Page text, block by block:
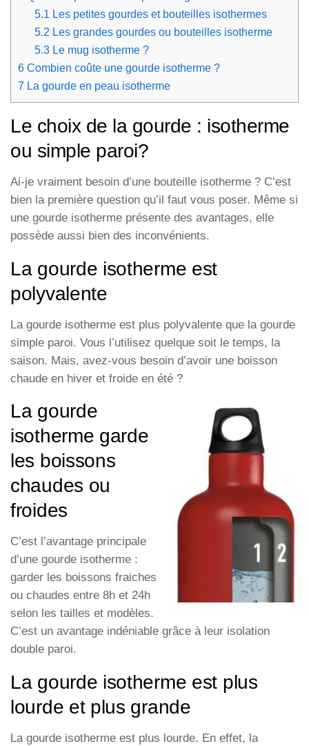
5.1 Les petites gourdes et bouteilles isothermes
5.2 Les grandes gourdes ou bouteilles isotherme
5.3Le mug isotherme ?
6 Combien coûte une gourde isotherme ?
7 La gourde en peau isotherme
Le choix de la gourde : isotherme
ou simple paroi?
Ai-je vraiment besoin d’une bouteille isotherme ? C’est
bien la première question qu’il faut vous poser. Même si
une gourde isotherme présente des avantages, elle
possède aussi bien des inconvénients.
La gourde isotherme est
polyvalente
La gourde isotherme est plus polyvalente que la gourde
simple paroi. Vous l’utilisez quelque soit le temps, la
saison. Mais, avez-vous besoin d’avoir une boisson
chaude en hiver et froide en été ?
La gourde
isotherme garde
les boissons
chaudes ou
froides
C’est l’avantage principale
d’une gourde isotherme :
garder les boissons fraiches
ou chaudes entre 8h et 24h
selon les tailles et modèles.
C’est un avantage indéniable grâce à leur isolation
double paroi.
La gourde isotherme est plus
lourde et plus grande
La gourde isotherme est plus lourde. En effet, la